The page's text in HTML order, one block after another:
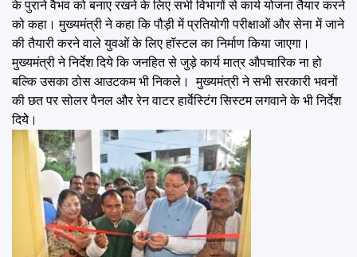
के पुराने वैभव को बनाए रखने के लिए सभी विभागों से कार्य योजना तैयार करने
को कहा। मुख्यमंत्री ने कहा कि पौड़ी में प्रतियोगी परीक्षाओं और सेना में जाने
की तैयारी करने वाले युवओं के लिए हॉस्टल का निर्माण किया जाएगा।
मुख्यमंत्री ने निर्देश दिये कि जनहित से जुड़े कार्य मात्र औपचारिक ना हो
बल्कि उसका ठोस आउटकम भी निकले। मुख्यमंत्री ने सभी सरकारी भवनों
की छत पर सोलर पैनल और रेन वाटर हार्वेस्टिंग सिस्टम लगवाने के भी निर्देश
दियेे।